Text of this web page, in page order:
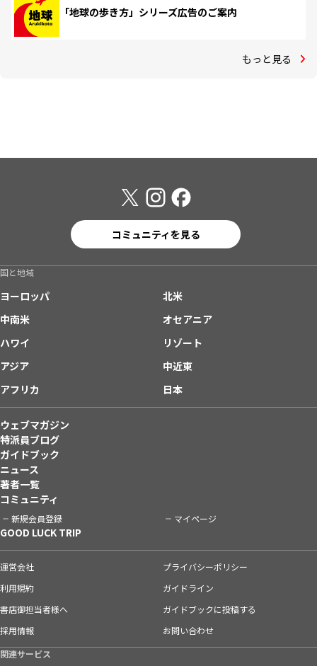
「地球の歩き方」シリーズ広告のご案内
もっと見る
コミュニティを見る
国と地域
ヨーロッパ
北米
中南米
オセアニア
ハワイ
リゾート
アジア
中近東
アフリカ
日本
ウェブマガジン
特派員ブログ
ガイドブック
ニュース
著者一覧
コミュニティ
新規会員登録 マイページ
GOOD LUCK TRIP
運営会社
プライバシーポリシー
利用規約
ガイドライン
書店御担当者様へ
ガイドブックに投稿する
採用情報
お問い合わせ
関連サービス